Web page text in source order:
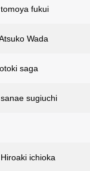
fukui
Wada
saga
sugiuchi
ichioka